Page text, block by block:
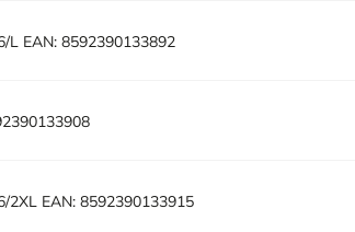
L EAN: 8592390133892
2XL EAN: 8592390133915